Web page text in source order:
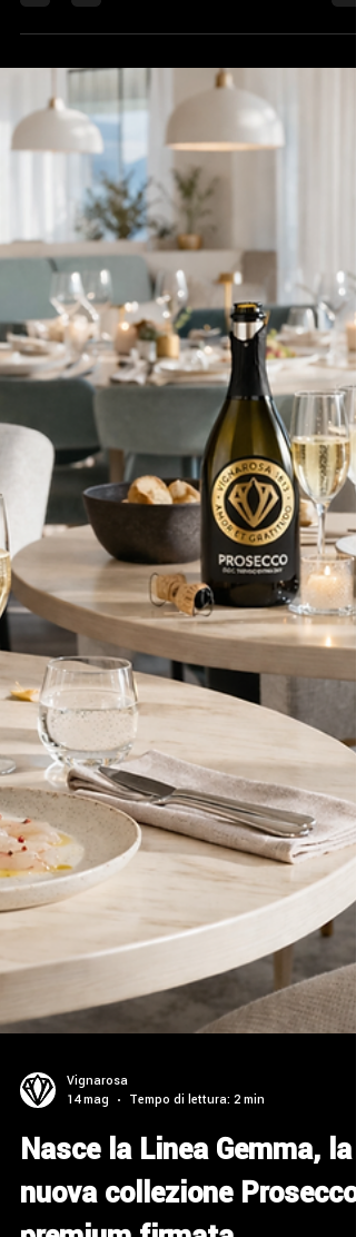
Vignarosa custodisce un significato
profondo, legato alla nostra identità, al
nostro modo di vivere il vino e al rispetto per
la natura. Logo Vignarosa Il simbolo
Vignarosa nasce da una visione duale:
rappresenta al tempo stesso un fiore e un
diamante. Due immagini diverse, ma
profondamente complementari. Da un lato la
natura che germoglia, rinasce e si apre alla
vita; dall’altro il diamante, con la sua
costruzione geometrica e le sue
Vignarosa
14 mag
Tempo di lettura: 2 min